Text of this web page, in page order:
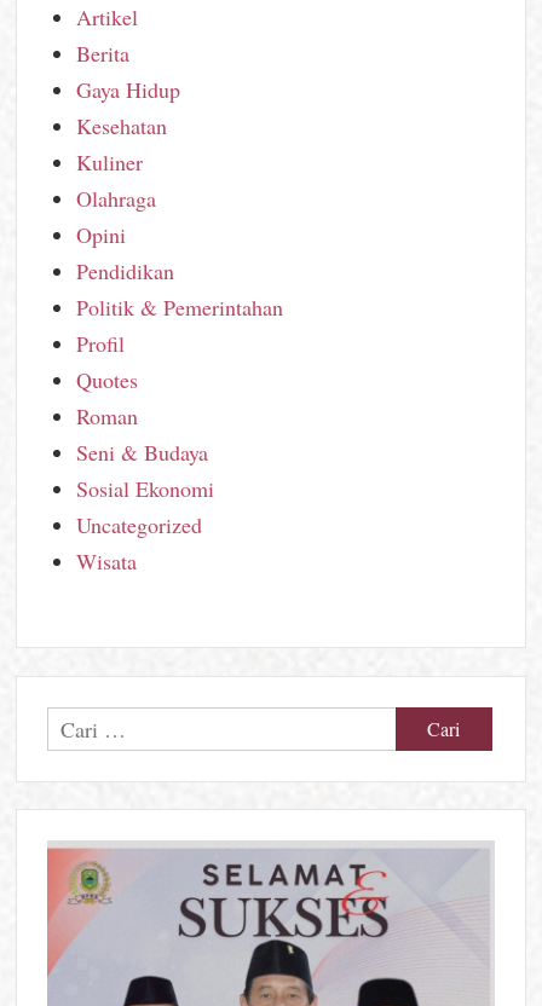
Artikel
Berita
Gaya Hidup
Kesehatan
Kuliner
Olahraga
Opini
Pendidikan
Politik & Pemerintahan
Profil
Quotes
Roman
Seni & Budaya
Sosial Ekonomi
Uncategorized
Wisata
Cari
untuk: